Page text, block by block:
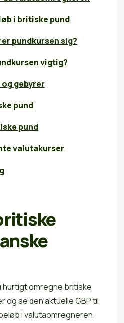
i britiske pund
pundkursen sig?
vigtig?
og gebyrer
pund
pund
valutakurser
hurtigt omregne britiske
og se den aktuelle GBP til
i valutaomregneren